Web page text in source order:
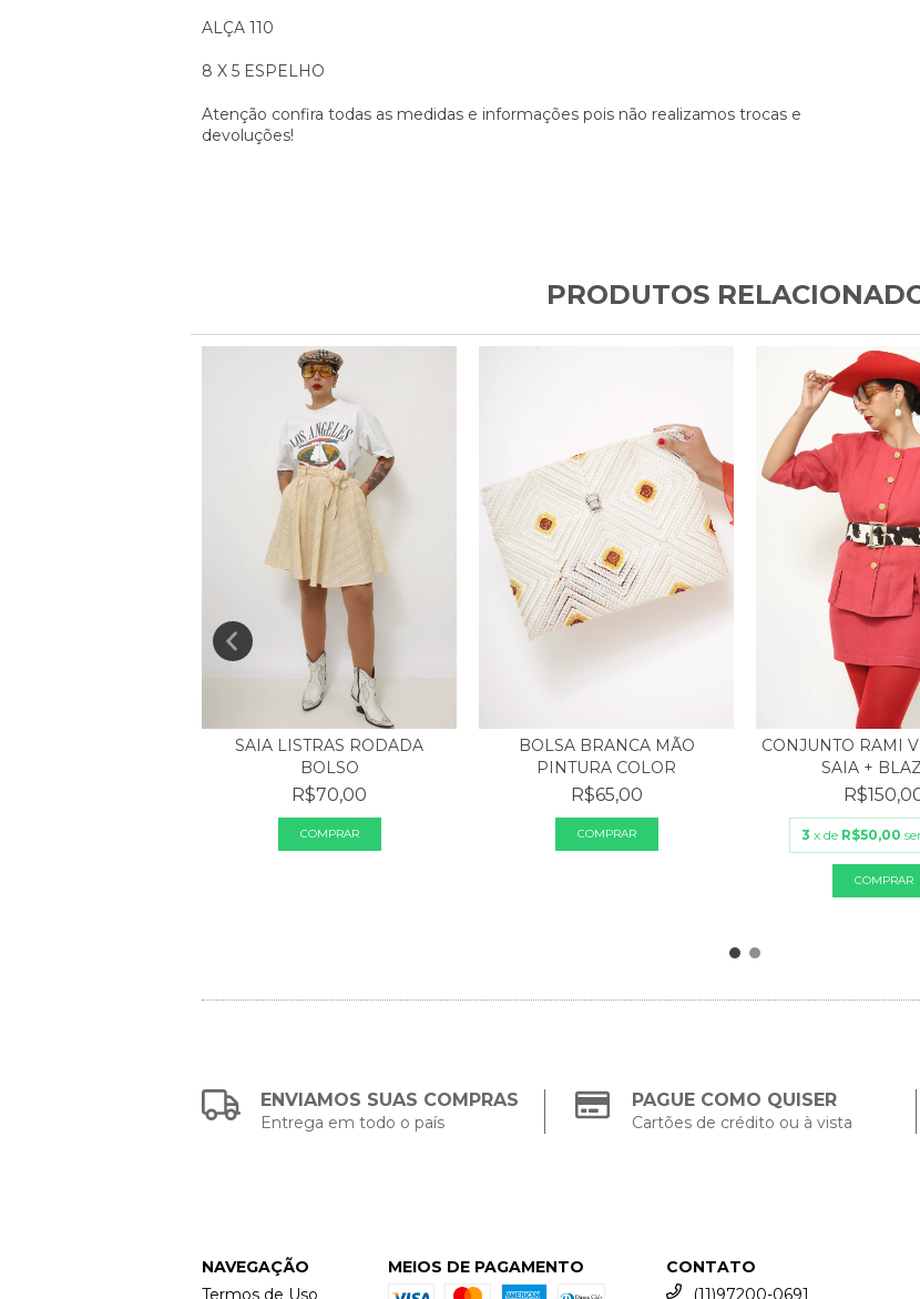
ALÇA 110
8 X 5 ESPELHO
Atenção confira todas as medidas e informações pois não realizamos trocas e
devoluções!
PRODUTOS
SAIA LISTRAS RODADA
BOLSO
R$70,00
BOLSA BRANCA MÃO
PINTURA COLOR
R$65,00
CONJUNTO RAMI
SAIA +
3 x de R$50,00
ENVIAMOS SUAS COMPRAS
Entrega em todo o país
PAGUE COMO QUISER
Cartões de crédito ou à vista
NAVEGAÇÃO
Termos de Uso
MEIOS DE PAGAMENTO
CONTATO
(11)97200-0691